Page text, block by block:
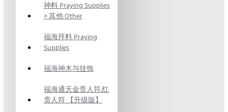
神料 Praying Supplies
> 其他 Other
福海拜料 Praying
Supplies
福海神木与挂饰
福海通天金贵人符.红
贵人符 【升级版】